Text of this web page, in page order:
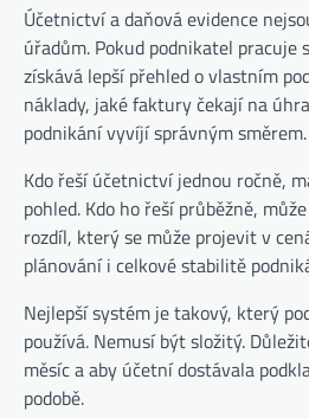
Účetnictví a daňová evidence
úřadům. Pokud podnikatel pracuje
získává lepší přehled o vlastním
náklady, jaké faktury čekají na
podnikání vyvíjí správným směrem.
Kdo řeší účetnictví jednou ročně,
pohled. Kdo ho řeší průběžně,
rozdíl, který se může projevit v
plánování i celkové stabilitě
Nejlepší systém je takový, který
používá. Nemusí být složitý.
měsíc a aby účetní dostávala
podobě.